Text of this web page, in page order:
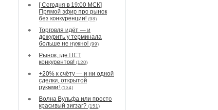
[ Сегодня в 19:00 МСК]
Прямой эфир про рынок
без конкуренции! (98)
Торговля идёт — и
дежурить у терминала
больше не нужно! (99)
Рынок, где НЕТ
конкурентов! (120)
+20% к счёту — и ни одной
сделки, открытой
руками! (134)
Волна Вульфа или просто
красивый зигзаг? (151)